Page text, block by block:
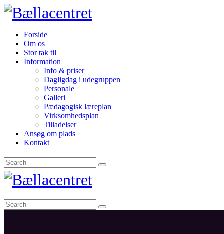
Forside
Om os
Stor tak til
Information
Info & priser
Dagligdag i udegruppen
Personale
Galleri
Pædagogisk læreplan
Virksomhedsplan
Tilladelser
Ansøg om plads
Kontakt